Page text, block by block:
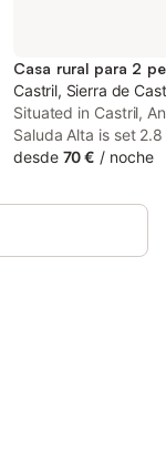
Casa rural para 2
Castril, Sierra de
Situated in Castril,
Saluda Alta is set
Castril Natural Park.
and free WiFi.
desde 70 € / noche